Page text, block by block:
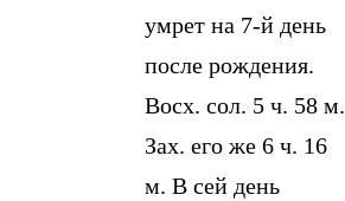
умрет на 7-й день
после рождения.
Восх. сол. 5 ч. 58 м.
Зах. его же 6 ч. 16
м. В сей день